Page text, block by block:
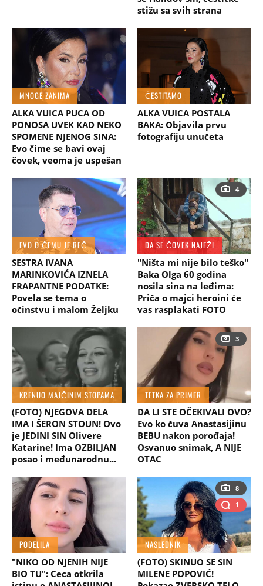
stižu sa svih strana
MNOGE ZANIMA
ALKA VUICA PUCA OD
PONOSA UVEK KAD NEKO
SPOMENE NJENOG SINA:
Evo čime se bavi ovaj
čovek, veoma je uspešan
ČESTITAMO
ALKA VUICA POSTALA
BAKA: Objavila prvu
fotografiju unučeta
EVO O ČEMU JE REČ
SESTRA IVANA
MARINKOVIĆA IZNELA
FRAPANTNE PODATKE:
Povela se tema o
očinstvu i malom Željku
4
DA SE ČOVEK NAJEŽI
"Ništa mi nije bilo teško"
Baka Olga 60 godina
nosila sina na leđima:
Priča o majci heroini će
vas rasplakati FOTO
KRENUO MAJČINIM STOPAMA
(FOTO) NJEGOVA DELA
IMA I ŠERON STOUN! Ovo
je JEDINI SIN Olivere
Katarine! Ima OZBILJAN
posao i međunarodnu...
3
TETKA ZA PRIMER
DA LI STE OČEKIVALI OVO?
Evo ko čuva Anastasijinu
BEBU nakon porođaja!
Osvanuo snimak, A NIJE
OTAC
PODELILA
"NIKO OD NJENIH NIJE
BIO TU": Ceca otkrila
8
1
NASLEDNIK
(FOTO) SKINUO SE SIN
MILENE POPOVIĆ!